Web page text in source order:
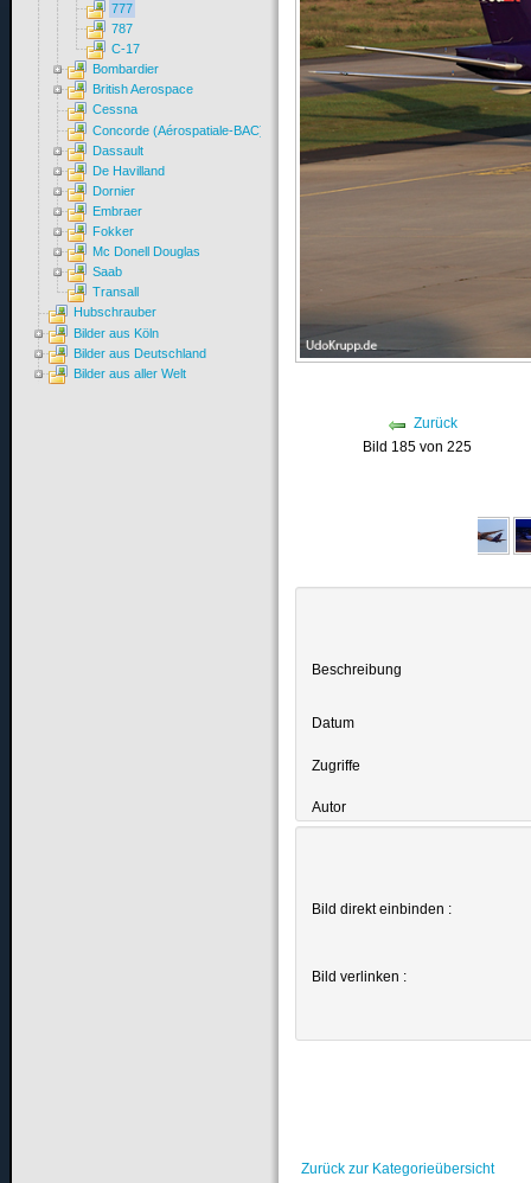
Zurück
Bild 185 von 225
Beschreibung
Datum
Zugriffe
Autor
Bild direkt einbinden :
Bild verlinken :
Zurück zur Kategorieübersicht
777
787
C-17
Bombardier
British Aerospace
Cessna
Concorde (Aérospatiale-BAC)
Dassault
De Havilland
Dornier
Embraer
Fokker
Mc Donell Douglas
Saab
Transall
Hubschrauber
Bilder aus Köln
Bilder aus Deutschland
Bilder aus aller Welt